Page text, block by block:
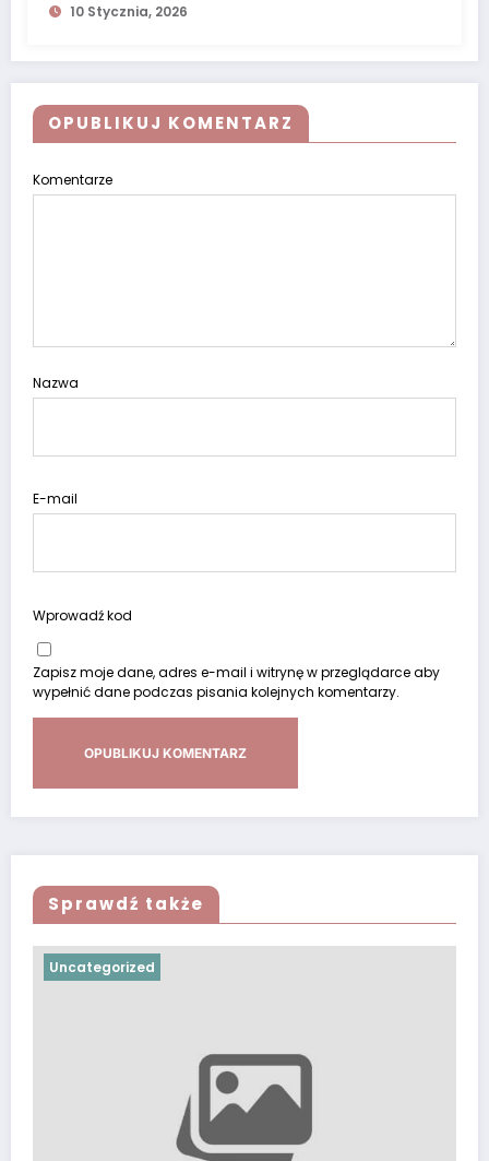
10 Stycznia, 2026
OPUBLIKUJ KOMENTARZ
Komentarze
Nazwa
E-mail
Wprowadź kod
Zapisz moje dane, adres e-mail i witrynę w przeglądarce aby
wypełnić dane podczas pisania kolejnych komentarzy.
Sprawdź także
Uncategorized